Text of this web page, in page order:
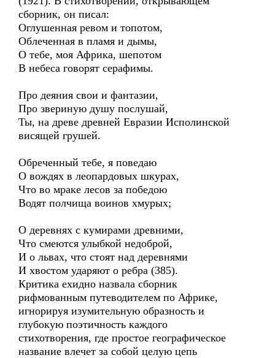
сборник, он писал:
Оглушенная ревом и топотом,
Облеченная в пламя и дымы,
О тебе, моя Африка, шепотом
В небеса говорят серафимы.
Про деяния свои и фантазии,
Про звериную душу послушай,
Ты, на древе древней Евразии Исполинской
висящей грушей.
Обреченный тебе, я поведаю
О вождях в леопардовых шкурах,
Что во мраке лесов за победою
Водят полчища воинов хмурых;
О деревнях с кумирами древними,
Что смеются улыбкой недоброй,
И о львах, что стоят над деревнями
И хвостом ударяют о ребра (385).
Критика ехидно назвала сборник
рифмованным путеводителем по Африке,
игнорируя изумительную образность и
глубокую поэтичность каждого
стихотворения, где простое географическое
название влечет за собой целую цепь